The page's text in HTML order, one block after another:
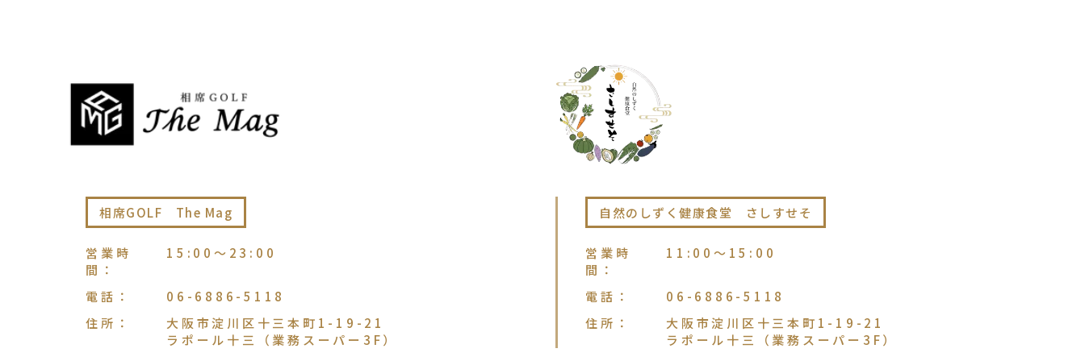
相席GOLF The Mag
営業時
間 ：
15:00〜23:00
電話 ：
06-6886-5118
住所 ：
大阪市淀川区十三本町1-19-21
ラポール十三（業務スーパー3F）
自然のしずく健康食堂 さしすせそ
営業時
間 ：
11:00〜15:00
電話 ：
06-6886-5118
住所 ：
大阪市淀川区十三本町1-19-21
ラポール十三（業務スーパー3F）